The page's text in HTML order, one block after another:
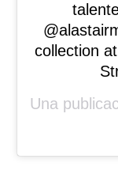
collection
Una